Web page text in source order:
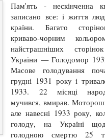
Пам'ять - нескінченна
записано все: і життя
країни. Багато
криваво-чорним
найстрашніших
України — Голодомор
Масове голодування
грудні 1931 року і
1933. 22 місяці
мучився, вмирав.
але навесні 1933 року,
голоду, на Україні
голодною смертю 25